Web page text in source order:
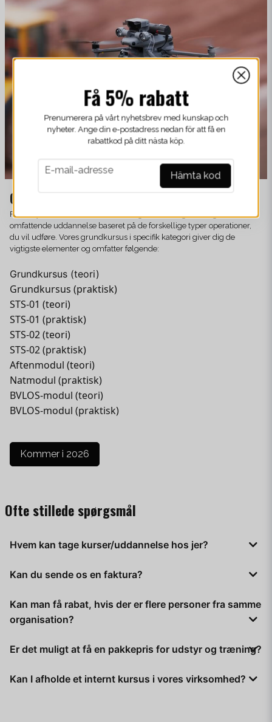
Grundkursus i specifik kategori (ADS)
For at flyve droner i en bestemt kategori skal du gennemgå en mere
omfattende uddannelse baseret på de forskellige typer operationer,
du vil udføre. Vores grundkursus i specifik kategori giver dig de
vigtigste elementer og omfatter følgende:
Grundkursus (teori)
Grundkursus (praktisk)
STS-01 (teori)
STS-01 (praktisk)
STS-02 (teori)
STS-02 (praktisk)
Aftenmodul (teori)
Natmodul (praktisk)
BVLOS-modul (teori)
BVLOS-modul (praktisk)
Kommer i 2026
Ofte stillede spørgsmål
Hvem kan tage kurser/uddannelse hos jer?
organisationer, ved vi, at mange mennesker ønsker at
arbejdsmarkedet. Af denne grund giver vi også
privatpersoner mulighed for at tage kurser og
Kan du sende os en faktura?
Du kan enten købe/betale i vores onlinebutik, eller vi kan
sende dig en direkte faktura. Kontakt os, hvis du ønsker dette.
Kan man få rabat, hvis der er flere personer fra samme
organisation?
samme organisation.
Er det muligt at få en pakkepris for udstyr og træning?
Kontakt os for et tilbud.
Kan I afholde et internt kursus i vores virksomhed?
Få 5% rabatt
Prenumerera på vårt nyhetsbrev med kunskap och
nyheter. Ange din e-postadress nedan för att få en
rabattkod på ditt nästa köp.
email
E-mail-adresse Hämta kod